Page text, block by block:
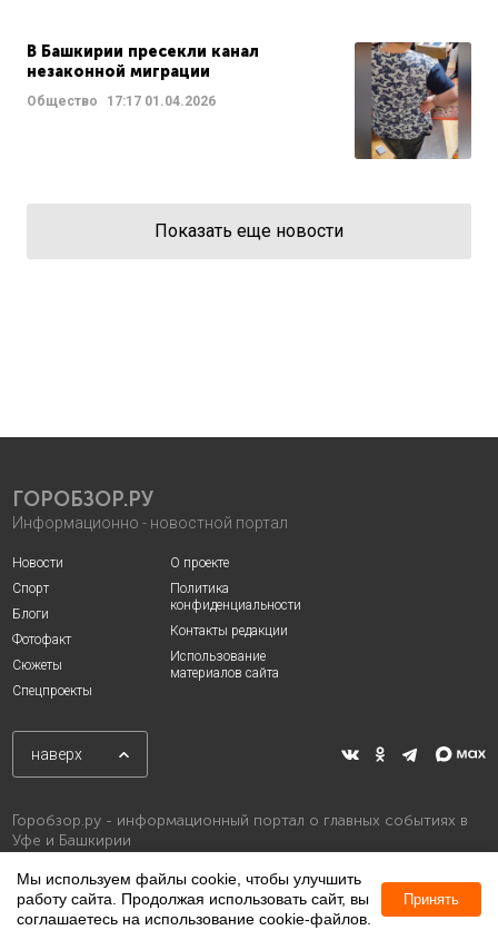
В Башкирии пресекли канал
незаконной миграции
Общество 17:17 01.04.2026
Показать еще новости
ГОРОБЗОР.РУ
Информационно - новостной портал
Новости
Спорт
Блоги
Фотофакт
Сюжеты
Спецпроекты
О проекте
Политика
конфиденциальности
Контакты редакции
Использование
материалов сайта
наверх
Горобзор.ру - информационный портал о главных событиях в
Уфе и Башкирии
Мы используем файлы cookie, чтобы улучшить
работу сайта. Продолжая использовать сайт, вы
соглашаетесь на использование cookie-файлов.
Принять